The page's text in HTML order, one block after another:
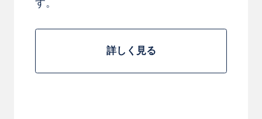
す。
詳しく見る